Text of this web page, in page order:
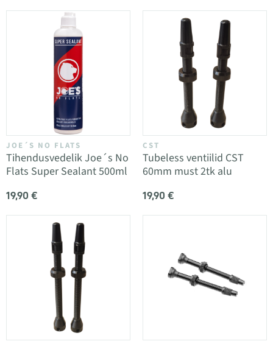
JOE´S NO FLATS
Tihendusvedelik Joe´s No
Flats Super Sealant 500ml
19,90 €
CST
Tubeless ventiilid CST
60mm must 2tk alu
19,90 €